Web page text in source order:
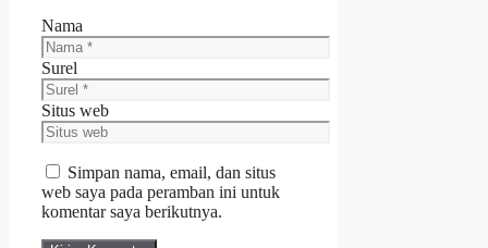
Nama
Surel
Situs web
Simpan nama, email, dan situs
web saya pada peramban ini untuk
komentar saya berikutnya.